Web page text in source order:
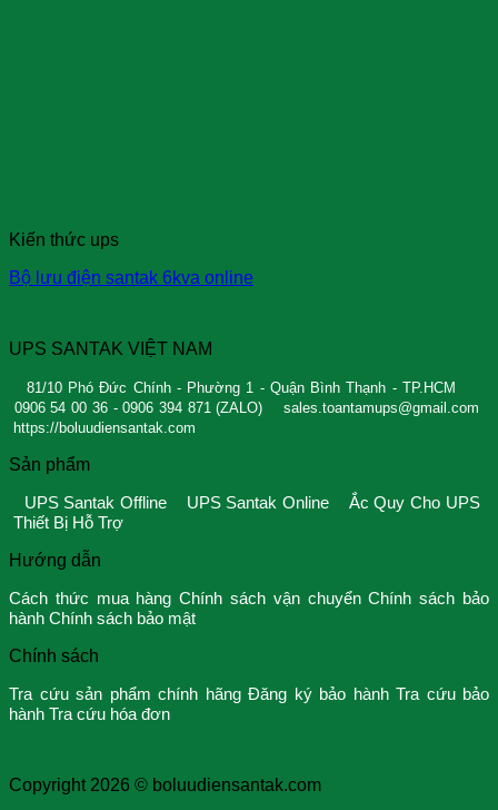
Kiến thức ups
Bộ lưu điện santak 6kva online
UPS SANTAK VIỆT NAM
81/10 Phó Đức Chính - Phường 1 - Quận Bình Thạnh - TP.HCM
0906 54 00 36 - 0906 394 871 (ZALO)
sales.toantamups@gmail.com
https://boluudiensantak.com
Sản phẩm
UPS Santak Offline UPS Santak Online
Ắc Quy Cho UPS
Thiết Bị Hỗ Trợ
Hướng dẫn
Cách thức mua hàngChính sách vận chuyểnChính sách bảo
hành Chính sách bảo mật
Chính sách
Tra cứu sản phẩm chính hãng Đăng ký bảo hành Tra cứu bảo
hành Tra cứu hóa đơn
Copyright 2026 © boluudiensantak.com